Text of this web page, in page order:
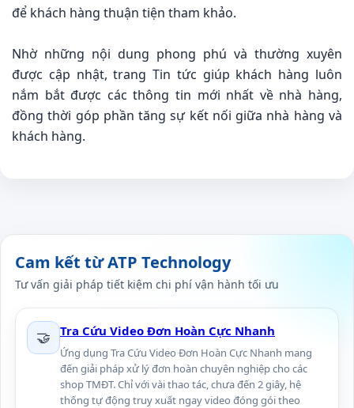
để khách hàng thuận tiện tham khảo.
Nhờ những nội dung phong phú và thường xuyên
được cập nhật, trang Tin tức giúp khách hàng luôn
nắm bắt được các thông tin mới nhất về nhà hàng,
đồng thời góp phần tăng sự kết nối giữa nhà hàng và
khách hàng.
Cam kết từ ATP Technology
Tư vấn giải pháp tiết kiệm chi phí vận hành tối ưu
🤝 Tra Cứu Video Đơn Hoàn Cực Nhanh
Ứng dụng Tra Cứu Video Đơn Hoàn Cực Nhanh mang
đến giải pháp xử lý đơn hoàn chuyên nghiệp cho các
shop TMĐT. Chỉ với vài thao tác, chưa đến 2 giây, hệ
thống tự động truy xuất ngay video đóng gói theo